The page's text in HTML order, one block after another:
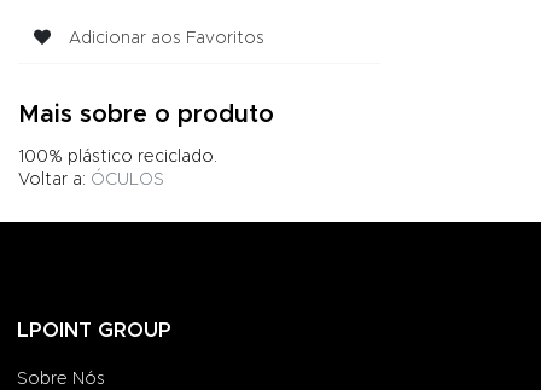
Adicionar aos Favoritos
Mais sobre o produto
100% plástico reciclado.
Voltar a: ÓCULOS
LPOINT GROUP
Sobre Nós